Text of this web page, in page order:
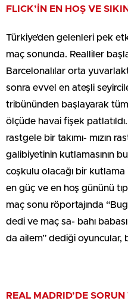
FLICK’İN EN HOŞ VE
Türkiye’den gelenleri pek
maç sonunda. Realliler
Barcelonalılar orta
sonra evvel en ateşli
tribününden başlayarak
ölçüde havai fişek
rastgele bir takımı- mızın
galibiyetinin kutlamasının
coşkulu olacağı bir kutlama
en güç ve en hoş gününü
maç sonu röportajında
dedi ve maç sa- bahı
da ailem” dediği oyuncular,
REAL MADRID’DE